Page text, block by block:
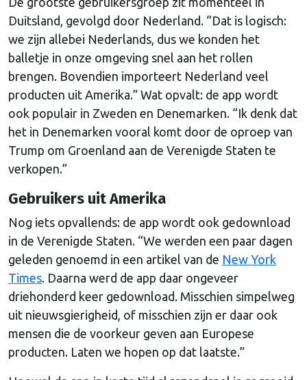
Duitsland, gevolgd door Nederland. “Dat is logisch:
we zijn allebei Nederlands, dus we konden het
balletje in onze omgeving snel aan het rollen
brengen. Bovendien importeert Nederland veel
producten uit Amerika.” Wat opvalt: de app wordt
ook populair in Zweden en Denemarken. “Ik denk dat
het in Denemarken vooral komt door de oproep van
Trump om Groenland aan de Verenigde Staten te
verkopen.”
Gebruikers uit Amerika
Nog iets opvallends: de app wordt ook gedownload
in de Verenigde Staten. “We werden een paar dagen
geleden genoemd in een artikel van de New York
Times. Daarna werd de app daar ongeveer
driehonderd keer gedownload. Misschien simpelweg
uit nieuwsgierigheid, of misschien zijn er daar ook
mensen die de voorkeur geven aan Europese
producten. Laten we hopen op dat laatste.”